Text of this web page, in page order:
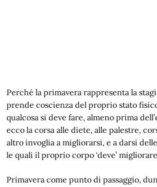
Perché la primavera rappresenta la
prende coscienza del proprio stato
qualcosa si deve fare, almeno prima
ecco la corsa alle diete, alle palestre,
altro invoglia a migliorarsi, e a darsi
le quali il proprio corpo ‘deve’
Primavera come punto di passaggio,